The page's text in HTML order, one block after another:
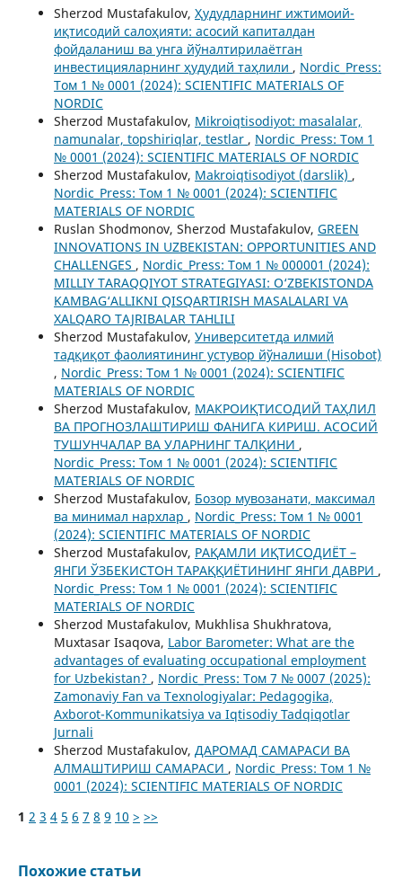
Sherzod Mustafakulov, Ҳудудларнинг ижтимоий-
иқтисодий салоҳияти: асосий капиталдан
фойдаланиш ва унга йўналтирилаётган
инвестицияларнинг ҳудудий таҳлили , Nordic_Press:
Том 1 № 0001 (2024): SCIENTIFIC MATERIALS OF
NORDIC
Sherzod Mustafakulov, Mikroiqtisodiyot: masalalar,
namunalar, topshiriqlar, testlar , Nordic_Press: Том 1
№ 0001 (2024): SCIENTIFIC MATERIALS OF NORDIC
Sherzod Mustafakulov, Makroiqtisodiyot (darslik) ,
Nordic_Press: Том 1 № 0001 (2024): SCIENTIFIC
MATERIALS OF NORDIC
Ruslan Shodmonov, Sherzod Mustafakulov, GREEN
INNOVATIONS IN UZBEKISTAN: OPPORTUNITIES AND
CHALLENGES , Nordic_Press: Том 1 № 000001 (2024):
MILLIY TARAQQIYOT STRATEGIYASI: O‘ZBEKISTONDA
KAMBAG‘ALLIKNI QISQARTIRISH MASALALARI VA
XALQARO TAJRIBALAR TAHLILI
Sherzod Mustafakulov, Университетда илмий
тадқиқот фаолиятининг устувор йўналиши (Hisobot)
, Nordic_Press: Том 1 № 0001 (2024): SCIENTIFIC
MATERIALS OF NORDIC
Sherzod Mustafakulov, МАКРОИҚТИСОДИЙ ТАҲЛИЛ
ВА ПРОГНОЗЛАШТИРИШ ФАНИГА КИРИШ. АСОСИЙ
ТУШУНЧАЛАР ВА УЛАРНИНГ ТАЛҚИНИ ,
Nordic_Press: Том 1 № 0001 (2024): SCIENTIFIC
MATERIALS OF NORDIC
Sherzod Mustafakulov, Бозор мувозанати, максимал
ва минимал нархлар , Nordic_Press: Том 1 № 0001
(2024): SCIENTIFIC MATERIALS OF NORDIC
Sherzod Mustafakulov, РАҚАМЛИ ИҚТИСОДИЁТ –
ЯНГИ ЎЗБЕКИСТОН ТАРАҚҚИЁТИНИНГ ЯНГИ ДАВРИ ,
Nordic_Press: Том 1 № 0001 (2024): SCIENTIFIC
MATERIALS OF NORDIC
Sherzod Mustafakulov, Mukhlisa Shukhratova,
Muxtasar Isaqova, Labor Barometer: What are the
advantages of evaluating occupational employment
for Uzbekistan? , Nordic_Press: Том 7 № 0007 (2025):
Zamonaviy Fan va Texnologiyalar: Pedagogika,
Axborot-Kommunikatsiya va Iqtisodiy Tadqiqotlar
Jurnali
Sherzod Mustafakulov, ДАРОМАД САМАРАСИ ВА
АЛМАШТИРИШ САМАРАСИ , Nordic_Press: Том 1 №
0001 (2024): SCIENTIFIC MATERIALS OF NORDIC
1 2 3 4 5 6 7 8 9 10 > >>
Похожие статьи